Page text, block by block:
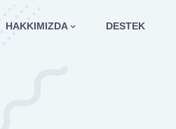
HAKKIMIZDA DESTEK